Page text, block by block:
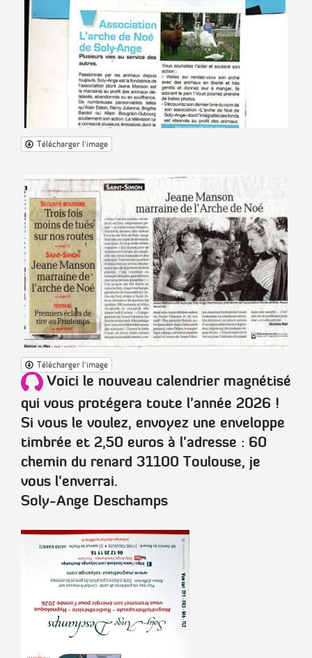
Télécharger l'image
Télécharger l'image
Voici le nouveau calendrier magnétisé
qui vous protégera toute l'année 2026 !
Si vous le voulez, envoyez une enveloppe
timbrée et 2,50 euros à l'adresse : 60
chemin du renard 31100 Toulouse, je
vous l'enverrai.
Soly-Ange Deschamps